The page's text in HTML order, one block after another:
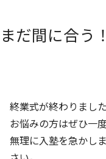
まだ間に合う
終業式が終わりまし
お悩みの方はぜひ一
無理に入塾を急かし